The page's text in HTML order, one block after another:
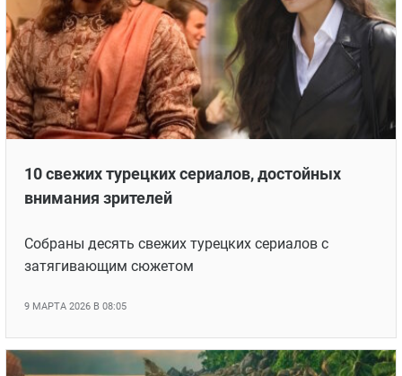
10 свежих турецких сериалов, достойных
внимания зрителей
Собраны десять свежих турецких сериалов с
затягивающим сюжетом
9 МАРТА 2026 В 08:05